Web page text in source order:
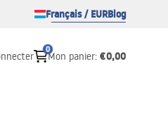
Français / EURBlog
0
Mon panier: €0,00